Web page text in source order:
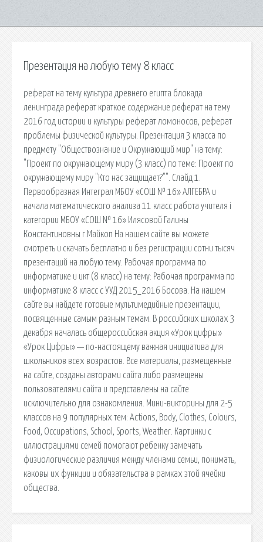
Презентация на любую тему 8 класс
реферат на тему культура древнего египта блокада
ленинграда реферат краткое содержание реферат на тему
2016 год истории и культуры реферат ломоносов, реферат
проблемы физической культуры. Презентация 3 класса по
предмету "Обществознание и Окружающий мир" на тему:
"Проект по окружающему миру (3 класс) по теме: Проект по
окружающему миру "Кто нас защищает?"". Слайд 1.
Первообразная Интеграл МБОУ «СОШ № 16» АЛГЕБРА и
начала математического анализа 11 класс работа учителя i
категории МБОУ «СОШ № 16» Илясовой Галины
Константиновны г.Майкоп На нашем сайте вы можете
смотреть и скачать бесплатно и без регистрации сотни тысяч
презентаций на любую тему. Рабочая программа по
информатике и икт (8 класс) на тему: Рабочая программа по
информатике 8 класс с УУД 2015_2016 Босова. На нашем
сайте вы найдете готовые мультимедийные презентации,
посвященные самым разным темам. В российских школах 3
декабря началась общероссийская акция «Урок цифры»
«Урок Цифры» — по-настоящему важная инициатива для
школьников всех возрастов. Все материалы, размещенные
на сайте, созданы авторами сайта либо размещены
пользователями сайта и представлены на сайте
исключительно для ознакомления. Мини-викторины для 2-5
классов на 9 популярных тем: Actions, Body, Clothes, Colours,
Food, Occupations, School, Sports, Weather. Картинки с
иллюстрациями семей помогают ребенку замечать
физиологические различия между членами семьи, понимать,
каковы их функции и обязательства в рамках этой ячейки
общества.